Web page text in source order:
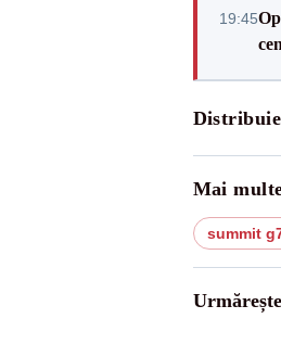
19:45
Mai
summit